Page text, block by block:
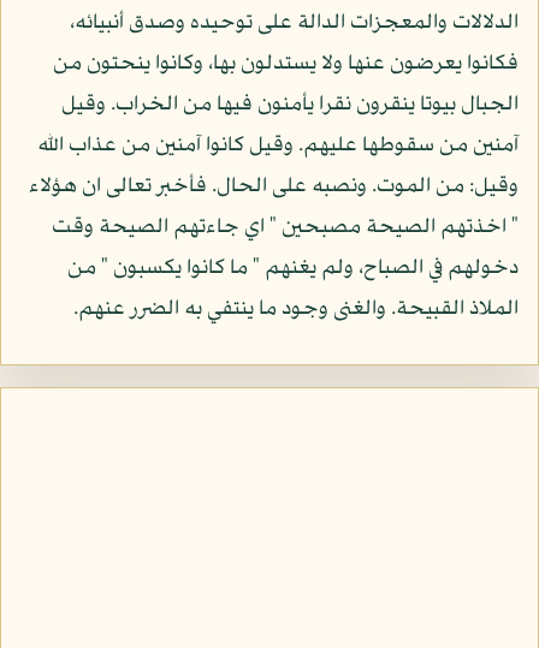
الدلالات والمعجزات الدالة على توحيده وصدق أنبيائه،
فكانوا يعرضون عنها ولا يستدلون بها، وكانوا ينحتون من
الجبال بيوتا ينقرون نقرا يأمنون فيها من الخراب. وقيل
آمنين من سقوطها عليهم. وقيل كانوا آمنين من عذاب الله
وقيل: من الموت. ونصبه على الحال. فأخبر تعالى ان هؤلاء
" اخذتهم الصيحة مصبحين " اي جاءتهم الصيحة وقت
دخولهم في الصباح، ولم يغنهم " ما كانوا يكسبون " من
الملاذ القبيحة. والغنى وجود ما ينتفي به الضرر عنهم.